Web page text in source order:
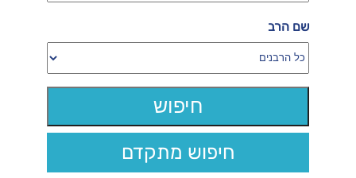
שם הרב
חיפוש מתקדם